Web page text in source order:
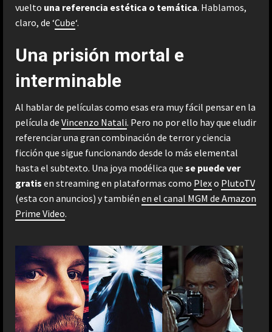
vuelto una referencia estética o temática. Hablamos,
claro, de ‘Cube‘.
Una prisión mortal e
interminable
Al hablar de películas como esas era muy fácil pensar en la
película de Vincenzo Natali. Pero no por ello hay que eludir
referenciar una gran combinación de terror y ciencia
ficción que sigue funcionando desde lo más elemental
hasta el subtexto. Una joya modélica que se puede ver
gratis en streaming en plataformas como Plexo PlutoTV
(esta con anuncios) y también en el canal MGM de Amazon
Prime Video.